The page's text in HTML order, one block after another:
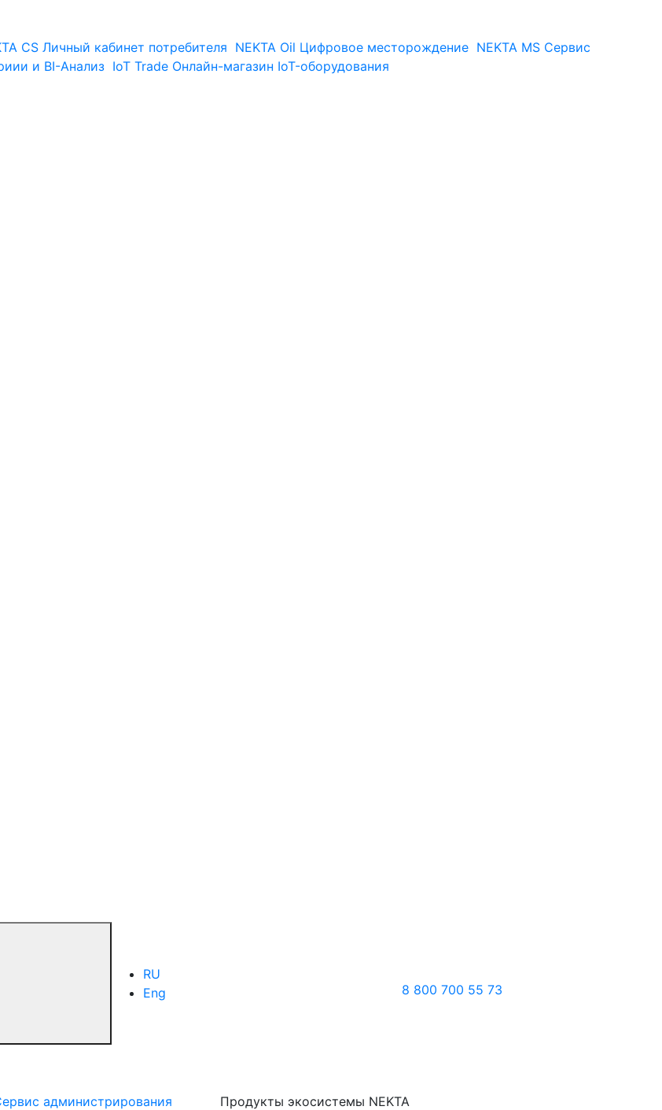
CS Личный кабинет потребителя NEKTA Oil Цифровое месторождение NEKTA MS Сервис
и BI-Анализ IoT Trade Онлайн-магазин IoT-оборудования
RU
Eng
8 800 700 55 73
администрирования
Продукты экосистемы NEKTA